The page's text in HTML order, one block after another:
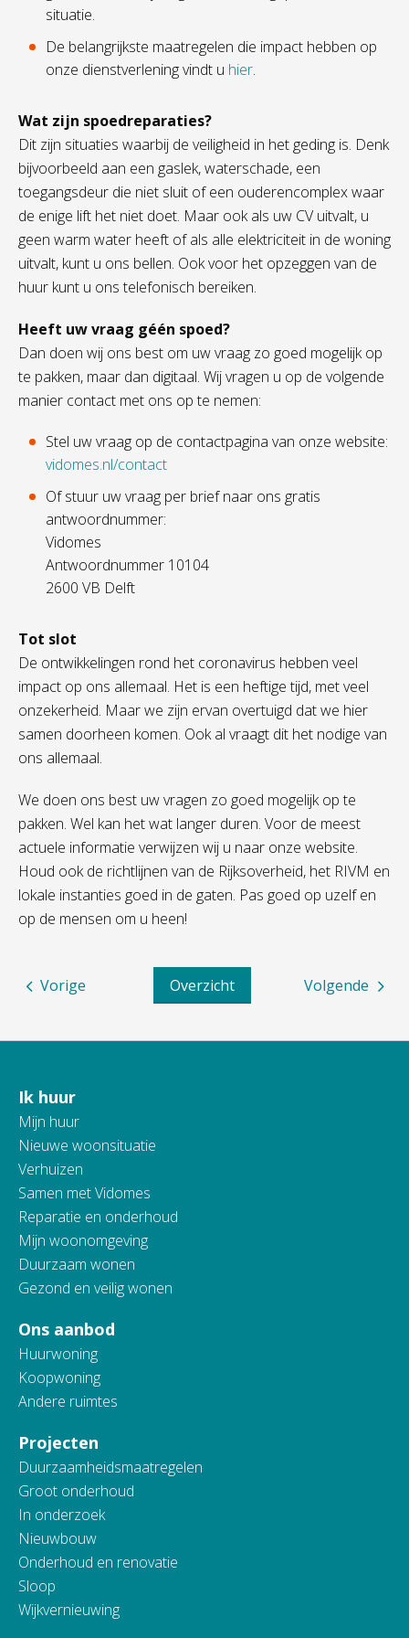
situatie.
De belangrijkste maatregelen die impact hebben op
onze dienstverlening vindt u hier.
Wat zijn spoedreparaties?
Dit zijn situaties waarbij de veiligheid in het geding is. Denk
bijvoorbeeld aan een gaslek, waterschade, een
toegangsdeur die niet sluit of een ouderencomplex waar
de enige lift het niet doet. Maar ook als uw CV uitvalt, u
geen warm water heeft of als alle elektriciteit in de woning
uitvalt, kunt u ons bellen. Ook voor het opzeggen van de
huur kunt u ons telefonisch bereiken.
Heeft uw vraag géén spoed?
Dan doen wij ons best om uw vraag zo goed mogelijk op
te pakken, maar dan digitaal. Wij vragen u op de volgende
manier contact met ons op te nemen:
Stel uw vraag op de contactpagina van onze website:
vidomes.nl/contact
Of stuur uw vraag per brief naar ons gratis
antwoordnummer:
Vidomes
Antwoordnummer 10104
2600 VB Delft
Tot slot
De ontwikkelingen rond het coronavirus hebben veel
impact op ons allemaal. Het is een heftige tijd, met veel
onzekerheid. Maar we zijn ervan overtuigd dat we hier
samen doorheen komen. Ook al vraagt dit het nodige van
ons allemaal.
We doen ons best uw vragen zo goed mogelijk op te
pakken. Wel kan het wat langer duren. Voor de meest
actuele informatie verwijzen wij u naar onze website.
Houd ook de richtlijnen van de Rijksoverheid, het RIVM en
lokale instanties goed in de gaten. Pas goed op uzelf en
op de mensen om u heen!
Volgende
Overzicht
Vorige
Contactinformatie
Ik huur
Mijn huur
Nieuwe woonsituatie
Verhuizen
Samen met Vidomes
Reparatie en onderhoud
Mijn woonomgeving
Duurzaam wonen
Gezond en veilig wonen
Ons aanbod
Huurwoning
Koopwoning
Andere ruimtes
Projecten
Duurzaamheidsmaatregelen
Groot onderhoud
In onderzoek
Nieuwbouw
Onderhoud en renovatie
Sloop
Wijkvernieuwing